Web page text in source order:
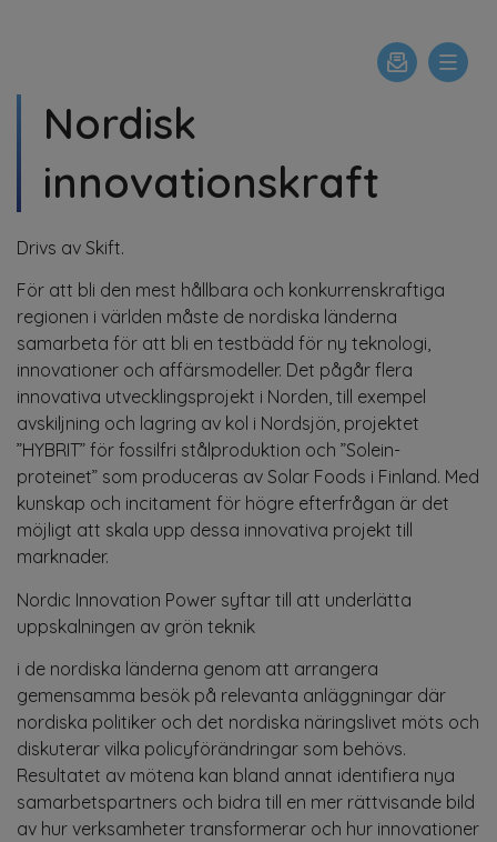
Nordisk
innovationskraft
Drivs av Skift.
För att bli den mest hållbara och konkurrenskraftiga
regionen i världen måste de nordiska länderna
samarbeta för att bli en testbädd för ny teknologi,
innovationer och affärsmodeller. Det pågår flera
innovativa utvecklingsprojekt i Norden, till exempel
avskiljning och lagring av kol i Nordsjön, projektet
”HYBRIT” för fossilfri stålproduktion och ”Solein-
proteinet” som produceras av Solar Foods i Finland. Med
kunskap och incitament för högre efterfrågan är det
möjligt att skala upp dessa innovativa projekt till
marknader.
Nordic Innovation Power syftar till att underlätta
uppskalningen av grön teknik
i de nordiska länderna genom att arrangera
gemensamma besök på relevanta anläggningar där
nordiska politiker och det nordiska näringslivet möts och
diskuterar vilka policyförändringar som behövs.
Resultatet av mötena kan bland annat identifiera nya
samarbetspartners och bidra till en mer rättvisande bild
av hur verksamheter transformerar och hur innovationer